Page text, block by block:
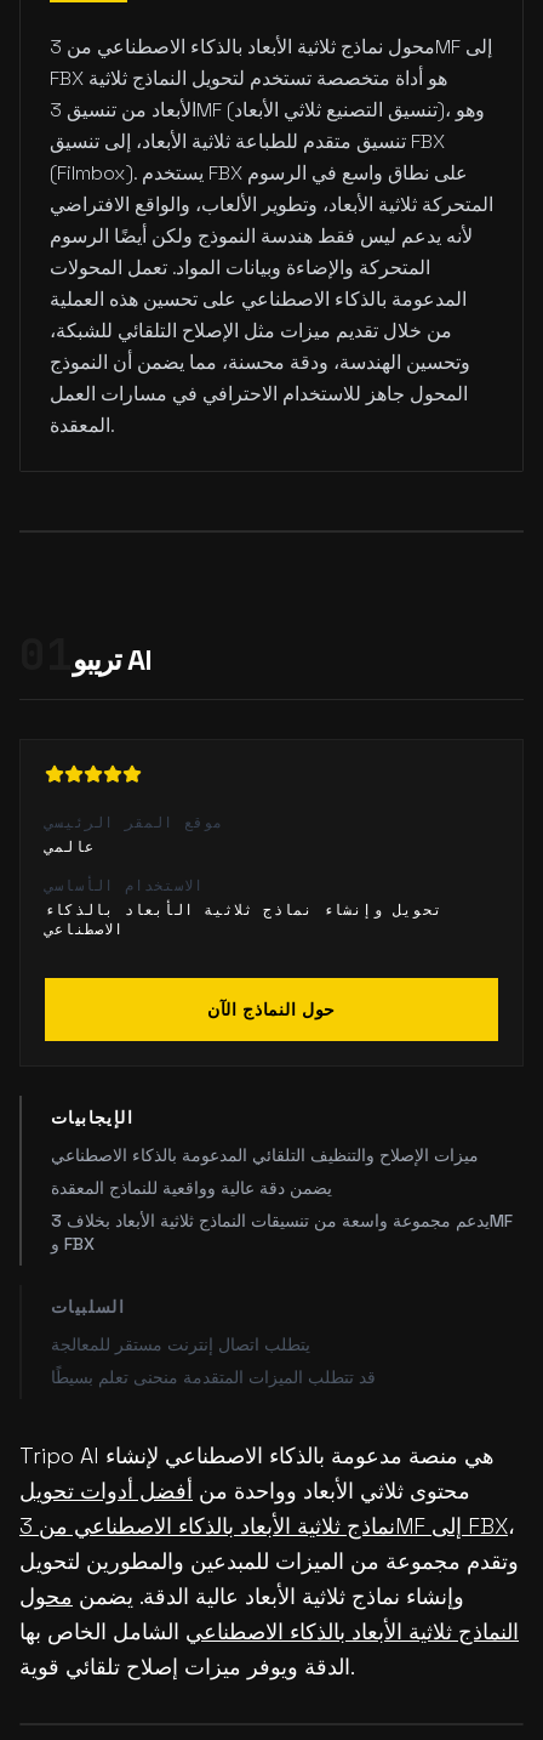
محول نماذج ثلاثية الأبعاد بالذكاء الاصطناعي من 3MF إلى
FBX هو أداة متخصصة تستخدم لتحويل النماذج ثلاثية
الأبعاد من تنسيق 3MF (تنسيق التصنيع ثلاثي الأبعاد)، وهو
تنسيق متقدم للطباعة ثلاثية الأبعاد، إلى تنسيق FBX
(Filmbox). يستخدم FBX على نطاق واسع في الرسوم
المتحركة ثلاثية الأبعاد، وتطوير الألعاب، والواقع الافتراضي
لأنه يدعم ليس فقط هندسة النموذج ولكن أيضًا الرسوم
المتحركة والإضاءة وبيانات المواد. تعمل المحولات
المدعومة بالذكاء الاصطناعي على تحسين هذه العملية
من خلال تقديم ميزات مثل الإصلاح التلقائي للشبكة،
وتحسين الهندسة، ودقة محسنة، مما يضمن أن النموذج
المحول جاهز للاستخدام الاحترافي في مسارات العمل
المعقدة.
تريبو AI
موقع المقر الرئيسي
عالمي
الاستخدام الأساسي
تحويل وإنشاء نماذج ثلاثية الأبعاد بالذكاء
الاصطناعي
حول النماذج الآن
الإيجابيات
ميزات الإصلاح والتنظيف التلقائي المدعومة بالذكاء الاصطناعي
يضمن دقة عالية وواقعية للنماذج المعقدة
يدعم مجموعة واسعة من تنسيقات النماذج ثلاثية الأبعاد بخلاف 3MF
و FBX
السلبيات
يتطلب اتصال إنترنت مستقر للمعالجة
قد تتطلب الميزات المتقدمة منحنى تعلم بسيطًا
Tripo AI هي منصة مدعومة بالذكاء الاصطناعي لإنشاء
محتوى ثلاثي الأبعاد وواحدة من أفضل أدوات تحويل
نماذج ثلاثية الأبعاد بالذكاء الاصطناعي من 3MF إلى FBX،
وتقدم مجموعة من الميزات للمبدعين والمطورين لتحويل
وإنشاء نماذج ثلاثية الأبعاد عالية الدقة. يضمن محول
النماذج ثلاثية الأبعاد بالذكاء الاصطناعي الشامل الخاص بها
الدقة ويوفر ميزات إصلاح تلقائي قوية.